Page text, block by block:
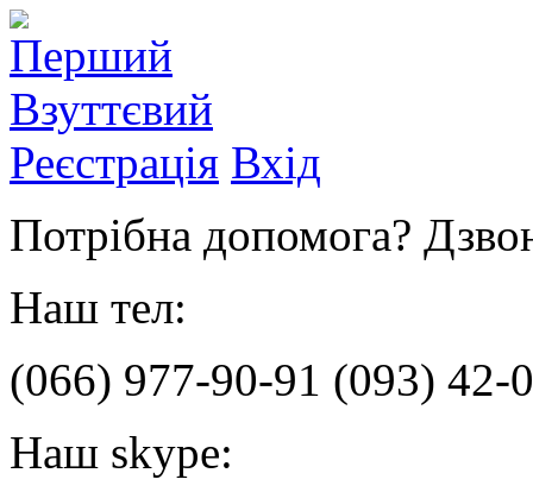
Реєстрація Вхід
Потрібна допомога?
Наш тел:
(066) 977-90-91 (093) 42-
Наш skype: